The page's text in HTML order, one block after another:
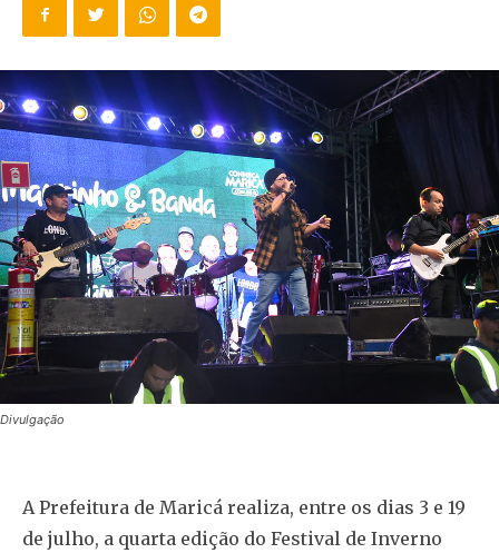
Divulgação
A Prefeitura de Maricá realiza, entre os dias 3 e 19
de julho, a quarta edição do Festival de Inverno